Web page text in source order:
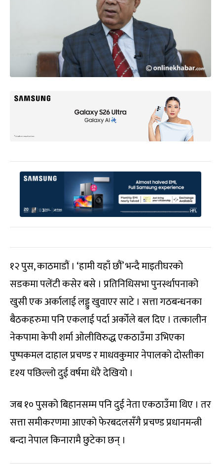
१२ पुस, काठमाडौं । ‘हामी यहाँ छौं’ भन्दै माइतीघरको
सडकमा पलेंटी कसेर बसे । प्रतिनिधिसभा पुनर्स्थापनाको
खुसी एक अर्कालाई लड्डु खुवाएर साटे । सत्ता गठबन्धनका
बैठकहरुमा पनि एकलाई पर्दा अर्कोले बल दिए । तत्कालीन
नेकपामा केपी शर्मा ओलीविरुद्ध एकठाउँमा उभिएका
पुष्पकमल दाहाल प्रचण्ड र माधवकुमार नेपालको दोस्तीका
दृश्य पछिल्लो दुई वर्षमा धेरै देखियो ।
जब १० पुसको बिहानसम्म पनि दुई नेता एकठाउँमा थिए । तर
सत्ता समीकरणमा आएको फेरबदलसँगै प्रचण्ड प्रधानमन्त्री
बन्दा नेपाल किनारामै छुटेका छन् ।